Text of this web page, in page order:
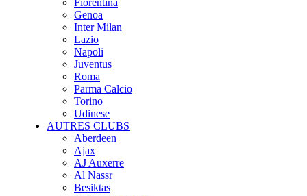
Fiorentina
Genoa
Inter Milan
Lazio
Napoli
Juventus
Roma
Parma Calcio
Torino
Udinese
AUTRES CLUBS
Aberdeen
Ajax
AJ Auxerre
Al Nassr
Besiktas